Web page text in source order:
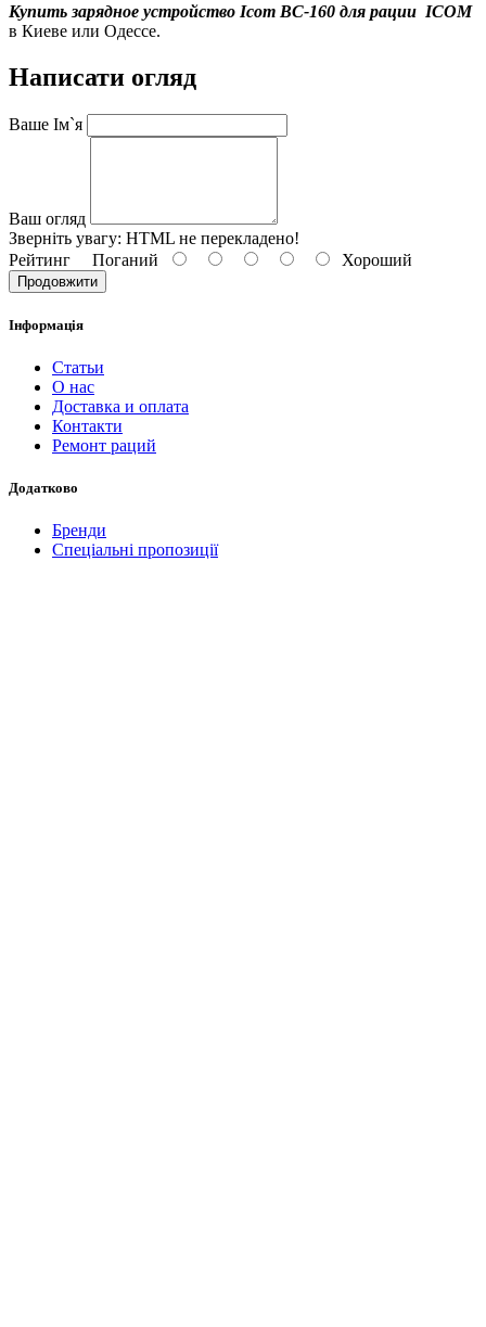
Купить зарядное устройство Icom BC-160 для рации ICOM
в Киеве или Одессе.
Написати огляд
Ваше Ім`я
Ваш огляд
Зверніть увагу: HTML не перекладено!
Рейтинг Поганий Хороший
Продовжити
Інформація
Статьи
О нас
Доставка и оплата
Контакти
Ремонт раций
Додатково
Бренди
Спеціальні пропозиції